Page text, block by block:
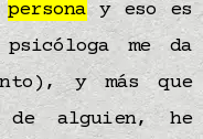
personay eso es
me da
y más que
de alguien, he